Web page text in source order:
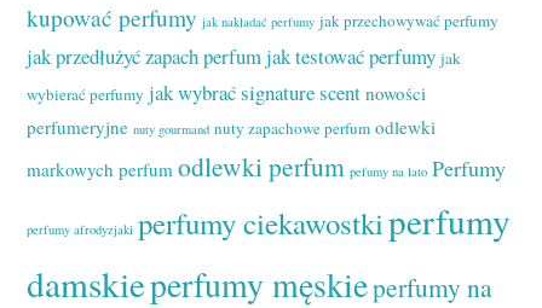
kupować perfumy jak nakładać perfumy jak przechowywać perfumy
jak przedłużyć zapach perfum jak testować perfumy jak
wybierać perfumy jak wybrać signature scent nowości
perfumeryjne nuty gourmand nuty zapachowe perfum odlewki
markowych perfum odlewki perfum pefumy na lato Perfumy
perfumy afrodyzjaki perfumy ciekawostkiperfumy
damskieperfumy męskieperfumy na